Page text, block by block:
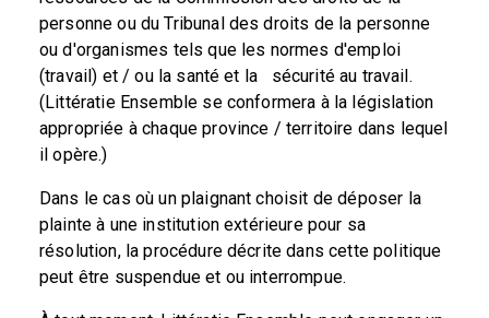
personne ou du Tribunal des droits de la personne
ou d'organismes tels que les normes d'emploi
(travail) et / ou la santé et la sécurité au travail.
(Littératie Ensemble se conformera à la législation
appropriée à chaque province / territoire dans lequel
il opère.)
Dans le cas où un plaignant choisit de déposer la
plainte à une institution extérieure pour sa
résolution, la procédure décrite dans cette politique
peut être suspendue et ou interrompue.